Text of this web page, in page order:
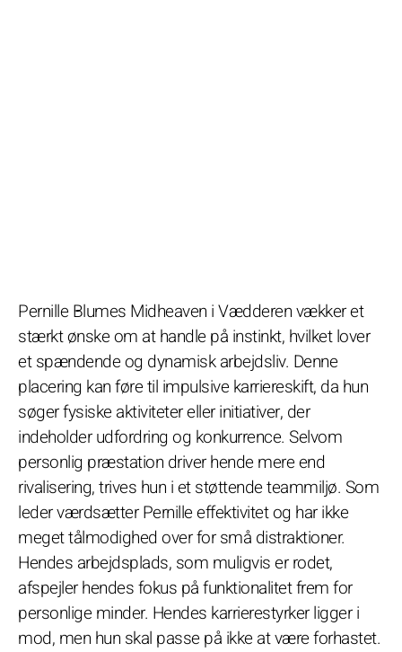
Pernille Blumes Midheaven i Vædderen vækker et
stærkt ønske om at handle på instinkt, hvilket lover
et spændende og dynamisk arbejdsliv. Denne
placering kan føre til impulsive karriereskift, da hun
søger fysiske aktiviteter eller initiativer, der
indeholder udfordring og konkurrence. Selvom
personlig præstation driver hende mere end
rivalisering, trives hun i et støttende teammiljø. Som
leder værdsætter Pernille effektivitet og har ikke
meget tålmodighed over for små distraktioner.
Hendes arbejdsplads, som muligvis er rodet,
afspejler hendes fokus på funktionalitet frem for
personlige minder. Hendes karrierestyrker ligger i
mod, men hun skal passe på ikke at være forhastet.